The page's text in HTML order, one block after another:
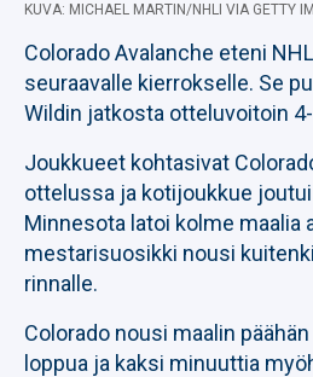
KUVA: MICHAEL MARTIN/NHLI VIA GETTY
Colorado Avalanche eteni
seuraavalle kierrokselle. Se
Wildin jatkosta otteluvoitoin
Joukkueet kohtasivat
ottelussa ja kotijoukkue
Minnesota latoi kolme maalia
mestarisuosikki nousi
rinnalle.
Colorado nousi maalin
loppua ja kaksi minuuttia